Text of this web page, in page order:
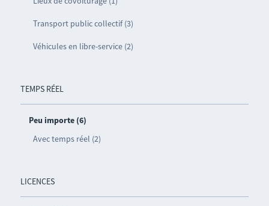
Transport public collectif (3)
Véhicules en libre-service (2)
TEMPS RÉEL
Peu importe (6)
Avec temps réel (2)
LICENCES